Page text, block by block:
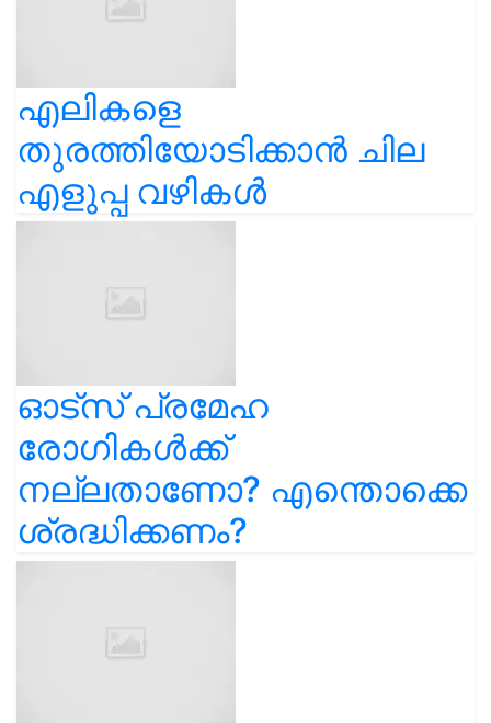
എലികളെ
തുരത്തിയോടിക്കാൻ ചില
എളുപ്പ വഴികൾ
ഓട്സ് പ്രമേഹ
രോഗികൾക്ക്
നല്ലതാണോ? എന്തൊക്കെ
ശ്രദ്ധിക്കണം?